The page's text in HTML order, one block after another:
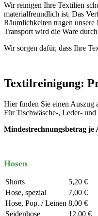
Wir reinigen Ihre Textilien
materialfreundlich ist. Das
Räumlichkeiten tragen
Transport wird die Ware
Wir sorgen dafür, dass Ihre
Textilreinigung:
Hier finden Sie einen Auszug
Für Tischwäsche-, Leder-
Mindestrechnungsbetrag je
Hosen
Shorts
5,20 €
Hose, spezial
7,00 €
Hose, Pop. / Leinen 8,00 €
Seidenhose
12,00 €